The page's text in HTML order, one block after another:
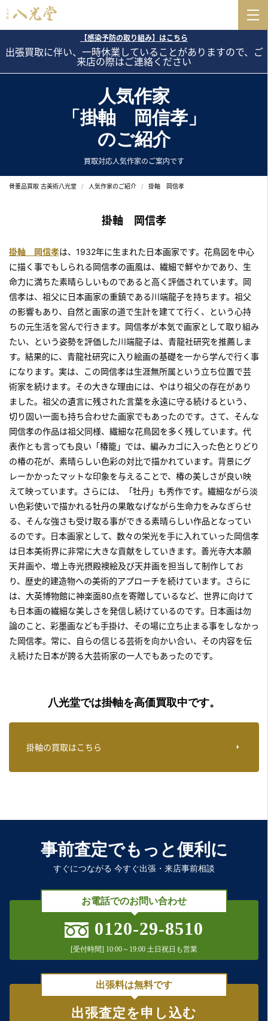
【感染予防の取り組み】はこちら
出張買取に伴い、一時休業していることがありますので、ご
来店の際はご連絡ください
人気作家
「掛軸 岡信孝」
のご紹介
買取対応人気作家のご案内です
骨董品買取 古美術八光堂 人気作家のご紹介 掛軸 岡信孝
掛軸 岡信孝
掛軸 岡信孝は、1932年に生まれた日本画家です。花鳥図を中心
に描く事でもしられる岡信孝の画風は、繊細で鮮やかであり、生
命力に満ちた素晴らしいものであると高く評価されています。岡
信孝は、祖父に日本画家の重鎮である川端龍子を持ちます。祖父
の影響もあり、自然と画家の道で生計を建てて行く、という心持
ちの元生活を営んで行きます。岡信孝が本気で画家として取り組み
たい、という姿勢を評価した川端龍子は、青龍社研究を推薦しま
す。結果的に、青龍社研究に入り絵画の基礎を一から学んで行く事
になります。実は、この岡信孝は生涯無所属という立ち位置で芸
術家を続けます。その大きな理由には、やはり祖父の存在があり
ました。祖父の遺言に残された言葉を永遠に守る続けるという、
切り固い一面も持ち合わせた画家でもあったのです。さて、そんな
岡信孝の作品は祖父同様、繊細な花鳥図を多く残しています。代
表作とも言っても良い「椿籠」では、編みカゴに入った色とりどり
の椿の花が、素晴らしい色彩の対比で描かれています。背景にグ
レーかかったマットな印象を与えることで、椿の美しさが良い映
えて映っています。さらには、「牡丹」も秀作です。繊細ながら淡
い色彩使いで描かれる牡丹の果敢なげながら生命力をみなぎらせ
る、そんな強さも受け取る事ができる素晴らしい作品となってい
るのです。日本画家として、数々の栄光を手に入れていった岡信孝
は日本美術界に非常に大きな貢献をしていきます。善光寺大本願
天井画や、増上寺光摂殿襖絵及び天井画を担当して制作してお
り、歴史的建造物への美術的アプローチを続けています。さらに
は、大英博物館に神楽面80点を寄贈しているなど、世界に向けて
も日本画の繊細な美しさを発信し続けているのです。日本画は勿
論のこと、彩墨画なども手掛け、その場に立ち止まる事をしなかっ
た岡信孝。常に、自らの信じる芸術を向かい合い、その内容を伝
え続けた日本が誇る大芸術家の一人でもあったのです。
八光堂では掛軸を高価買取中です。
掛軸の買取はこちら
事前査定でもっと便利に
すぐにつながる 今すぐ出張・来店事前相談
お電話でのお問い合わせ
0120-29-8510
[受付時間] 10:00～19:00 土日祝日も営業
出張料は無料です
出張査定を申し込む